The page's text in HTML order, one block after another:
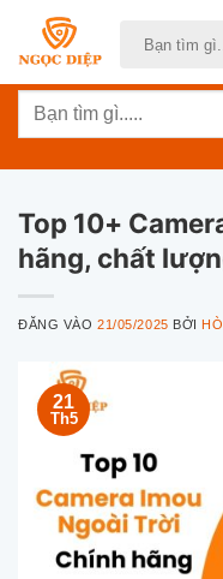
dung
Tìm
Top 10+
hãng, chất
ĐĂNG VÀO21/05/2025 BỞI
21
Th5